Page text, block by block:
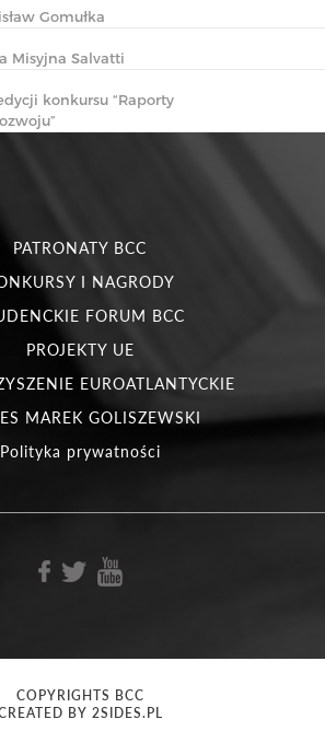
Gomułka
Misyjna Salvatti
konkursu “Raporty
PATRONATY BCC
I NAGRODY
FORUM BCC
PROJEKTY UE
EUROATLANTYCKIE
MAREK GOLISZEWSKI
Polityka prywatności
COPYRIGHTS BCC
BY 2SIDES.PL